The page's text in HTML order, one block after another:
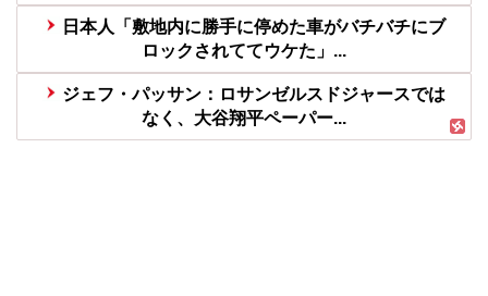
日本人「敷地内に勝手に停めた車がバチバチにブ
ロックされててウケた」...
ジェフ・パッサン：ロサンゼルスドジャースでは
なく、大谷翔平ペーパー...